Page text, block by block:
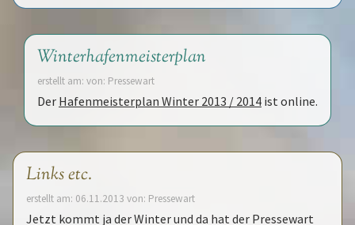
Winterhafenmeisterplan
erstellt am: von: Pressewart
Der Hafenmeisterplan Winter 2013 / 2014 ist online.
Links etc.
erstellt am: 06.11.2013 von: Pressewart
Jetzt kommt ja der Winter und da hat der Pressewart